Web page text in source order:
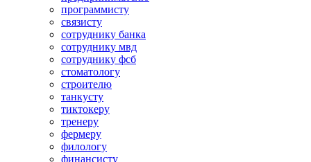
программисту
связисту
сотруднику банка
сотруднику мвд
сотруднику фсб
стоматологу
строителю
танкусту
тиктокеру
тренеру
фермеру
филологу
финансисту